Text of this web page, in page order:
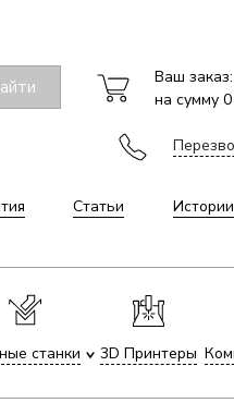
Ваш заказ:
на сумму
Статьи
станки 3D Принтеры